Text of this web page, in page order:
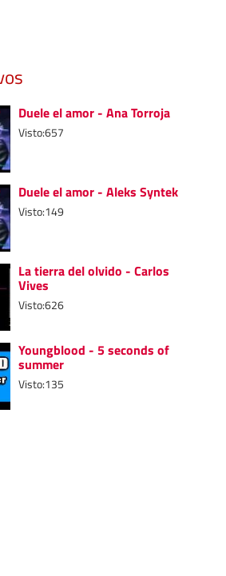
Duele el amor - Ana Torroja
Visto:657
Duele el amor - Aleks Syntek
Visto:149
La tierra del olvido - Carlos
Vives
Visto:626
Youngblood - 5 seconds of
summer
Visto:135